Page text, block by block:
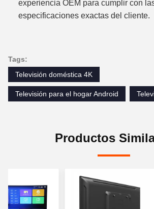
experiencia OEM para cumplir con
especificaciones exactas del cliente.
Tags:
Televisión doméstica 4K
Televisión para el hogar Android
Productos